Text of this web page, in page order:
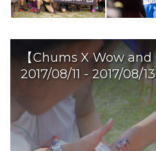
【Chums X Wow and
2017/08/11 - 2017/08/13